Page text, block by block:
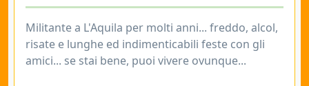
Militante a L'Aquila per molti anni... freddo, alcol,
risate e lunghe ed indimenticabili feste con gli
amici... se stai bene, puoi vivere ovunque...